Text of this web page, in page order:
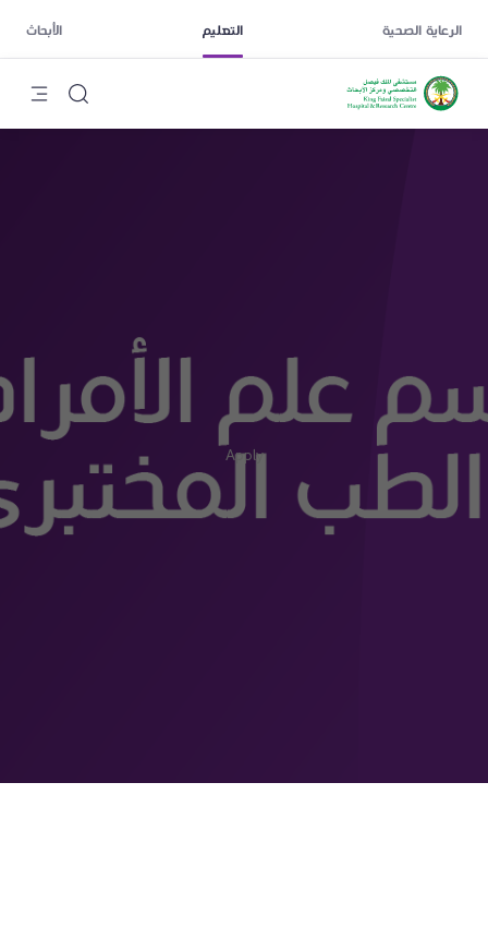
الرعاية الصحية التعليم الأبحاث
Apply